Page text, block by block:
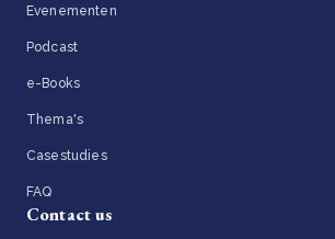
Evenementen
Podcast
e-Books
Thema's
Casestudies
FAQ
Contact us